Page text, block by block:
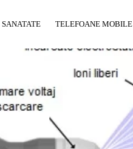
SANATATE TELEFOANE MOBILE